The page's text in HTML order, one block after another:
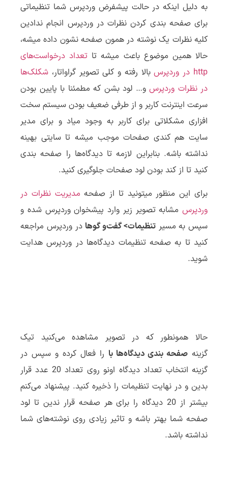
به دلیل اینکه در حالت پیشفرض وردپرس شما تنظیماتی
برای صفحه بندی کردن نظرات در وردپرس انجام ندادین
کلیه نظرات یک نوشته در همون صفحه نشون داده میشه،
حالا همین موضوع باعث میشه تا تعداد درخواست‌های
http در وردپرس
بالا رفته و کلی تصویر گراواتار، شکلک‌ها
در نظرات وردپرس و… لود بشن که مطمئنا با پایین بودن
سرعت اینترنت کاربر و از طرفی ضعیف بودن سیستم سخت
افزاری مشکلاتی برای کاربر به وجود میاد و برای مدیر
سایت هم کندی صفحات موجب میشه تا سایتی بهینه
نداشته باشه. بنابراین لازمه تا دیدگاه‌ها را صفحه بندی
کنید تا از کند بودن لود صفحات جلوگیری کنید.
برای این منظور میتونید تا از صفحه مدیریت نظرات در
وردپرس مشابه تصویر زیر وارد پیشخوان وردپرس شده و
سپس به مسیرتنظیمات> گفت‌و گوهادر وردپرس مراجعه
کنید تا به صفحه تنظیمات دیدگاه‌ها در وردپرس هدایت
شوید.
حالا همونطور که در تصویر مشاهده می‌کنید تیک
گزینه صفحه بندی دیدگاه‌ها با را فعال کرده و سپس در
گزینه انتخاب تعداد دیدگاه اونو روی تعداد 20 عدد قرار
بدین و در نهایت تنظیمات را ذخیره کنید. پیشنهاد می‌کنم
بیشتر از 20 دیدگاه را برای هر صفحه قرار ندین تا لود
صفحه شما بهتر باشه و تاثیر زیادی روی نوشته‌های شما
نداشته باشد.